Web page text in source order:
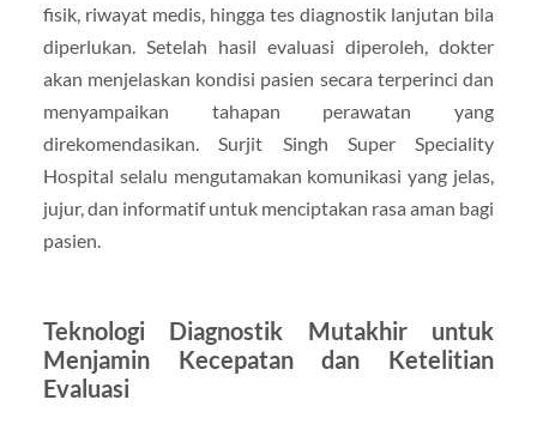
fisik, riwayat medis, hingga tes diagnostik lanjutan bila
diperlukan. Setelah hasil evaluasi diperoleh, dokter
akan menjelaskan kondisi pasien secara terperinci dan
menyampaikan tahapan perawatan yang
direkomendasikan. Surjit Singh Super Speciality
Hospital selalu mengutamakan komunikasi yang jelas,
jujur, dan informatif untuk menciptakan rasa aman bagi
pasien.
Teknologi Diagnostik Mutakhir untuk
Menjamin Kecepatan dan Ketelitian
Evaluasi